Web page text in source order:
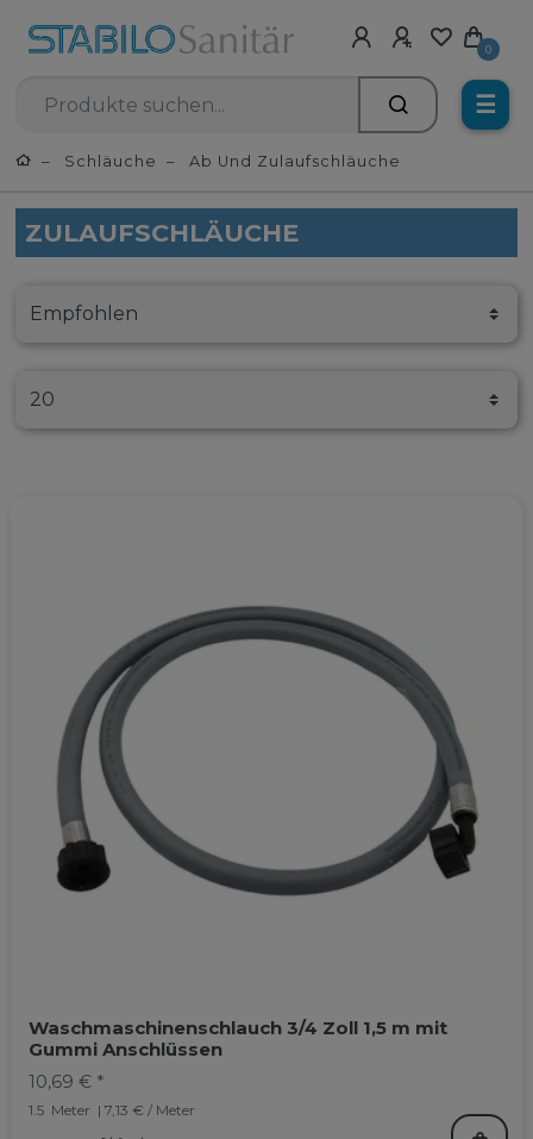
0
☰
Schläuche Ab Und Zulaufschläuche
ZULAUFSCHLÄUCHE
Waschmaschinenschlauch 3/4 Zoll 1,5 m mit
Gummi Anschlüssen
10,69 € *
1.5 Meter | 7,13 € / Meter